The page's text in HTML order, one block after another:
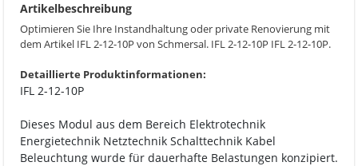
Artikelbeschreibung
Optimieren Sie Ihre Instandhaltung oder private Renovierung mit
dem Artikel IFL 2-12-10P von Schmersal. IFL 2-12-10P IFL 2-12-10P.
Detaillierte Produktinformationen:
IFL 2-12-10P
Dieses Modul aus dem Bereich Elektrotechnik
Energietechnik Netztechnik Schalttechnik Kabel
Beleuchtung wurde für dauerhafte Belastungen konzipiert.